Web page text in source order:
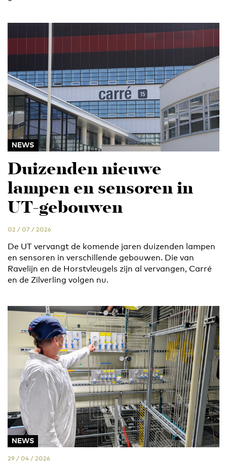
NEWS
Duizenden nieuwe
lampen en sensoren in
UT-gebouwen
02 / 07 / 2026
De UT vervangt de komende jaren duizenden lampen
en sensoren in verschillende gebouwen. Die van
Ravelijn en de Horstvleugels zijn al vervangen, Carré
en de Zilverling volgen nu.
NEWS
29 / 04 / 2026